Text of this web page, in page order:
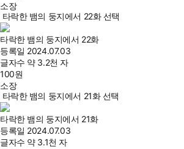
소장
타락한 뱀의 둥지에서 22화 선택
타락한 뱀의 둥지에서 22화
등록일 2024.07.03
글자수 약 3.2천 자
100원
소장
타락한 뱀의 둥지에서 21화 선택
타락한 뱀의 둥지에서 21화
등록일 2024.07.03
글자수 약 3.1천 자